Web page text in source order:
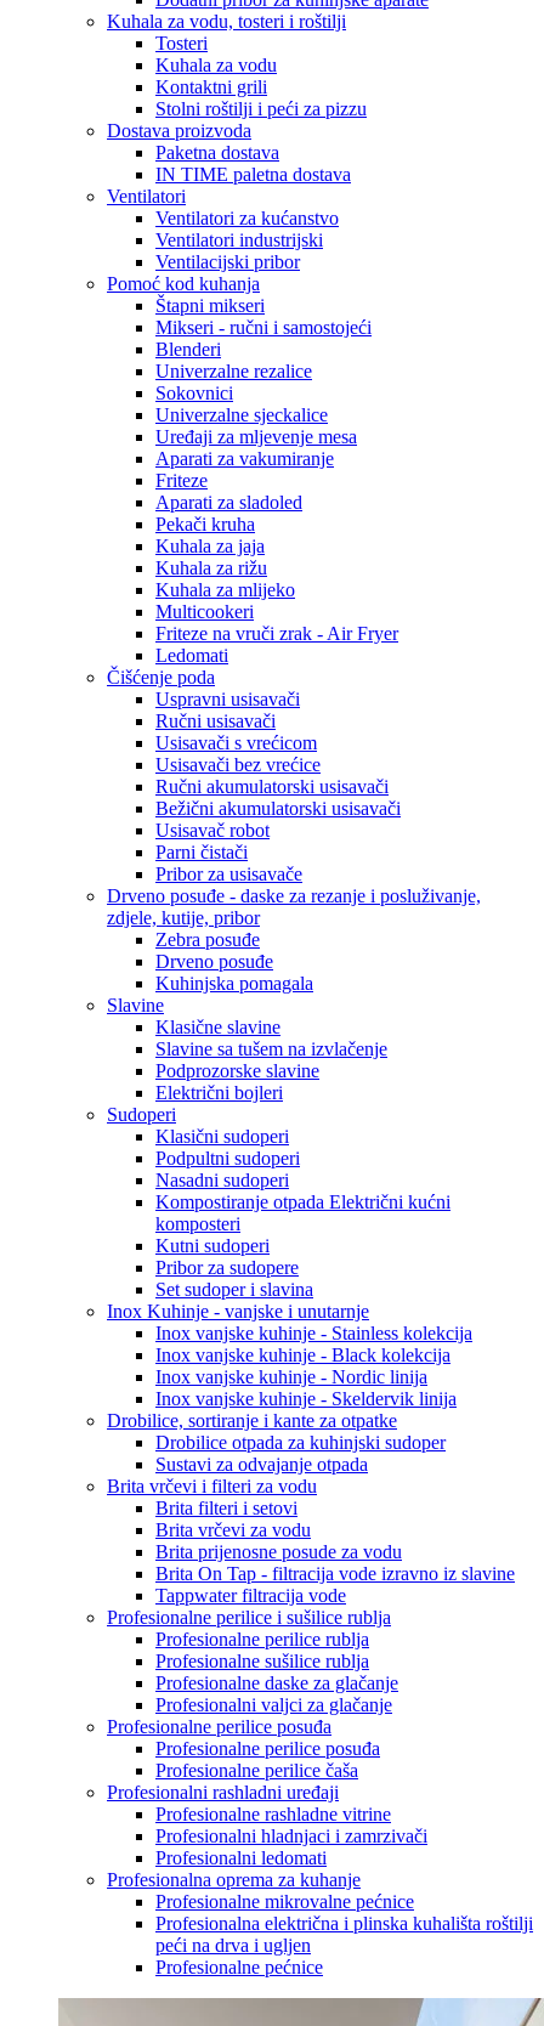
Kuhala za vodu, tosteri i roštilji
Tosteri
Kuhala za vodu
Kontaktni grili
Stolni roštilji i peći za pizzu
Dostava proizvoda
Paketna dostava
IN TIME paletna dostava
Ventilatori
Ventilatori za kućanstvo
Ventilatori industrijski
Ventilacijski pribor
Pomoć kod kuhanja
Štapni mikseri
Mikseri - ručni i samostojeći
Blenderi
Univerzalne rezalice
Sokovnici
Univerzalne sjeckalice
Uređaji za mljevenje mesa
Aparati za vakumiranje
Friteze
Aparati za sladoled
Pekači kruha
Kuhala za jaja
Kuhala za rižu
Kuhala za mlijeko
Multicookeri
Friteze na vruči zrak - Air Fryer
Ledomati
Čišćenje poda
Uspravni usisavači
Ručni usisavači
Usisavači s vrećicom
Usisavači bez vrećice
Ručni akumulatorski usisavači
Bežični akumulatorski usisavači
Usisavač robot
Parni čistači
Pribor za usisavače
Drveno posuđe - daske za rezanje i posluživanje,
zdjele, kutije, pribor
Zebra posuđe
Drveno posuđe
Kuhinjska pomagala
Slavine
Klasične slavine
Slavine sa tušem na izvlačenje
Podprozorske slavine
Električni bojleri
Sudoperi
Klasični sudoperi
Podpultni sudoperi
Nasadni sudoperi
Kompostiranje otpada Električni kućni
komposteri
Kutni sudoperi
Pribor za sudopere
Set sudoper i slavina
Inox Kuhinje - vanjske i unutarnje
Inox vanjske kuhinje - Stainless kolekcija
Inox vanjske kuhinje - Black kolekcija
Inox vanjske kuhinje - Nordic linija
Inox vanjske kuhinje - Skeldervik linija
Drobilice, sortiranje i kante za otpatke
Drobilice otpada za kuhinjski sudoper
Sustavi za odvajanje otpada
Brita vrčevi i filteri za vodu
Brita filteri i setovi
Brita vrčevi za vodu
Brita prijenosne posude za vodu
Brita On Tap - filtracija vode izravno iz slavine
Tappwater filtracija vode
Profesionalne perilice i sušilice rublja
Profesionalne perilice rublja
Profesionalne sušilice rublja
Profesionalne daske za glačanje
Profesionalni valjci za glačanje
Profesionalne perilice posuđa
Profesionalne perilice posuđa
Profesionalne perilice čaša
Profesionalni rashladni uređaji
Profesionalne rashladne vitrine
Profesionalni hladnjaci i zamrzivači
Profesionalni ledomati
Profesionalna oprema za kuhanje
Profesionalne mikrovalne pećnice
Profesionalna električna i plinska kuhališta roštilji
peći na drva i ugljen
Profesionalne pećnice